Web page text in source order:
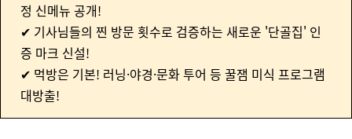
정 신메뉴 공개!
✔ 기사님들의 찐 방문 횟수로 검증하는 새로운 '단골집' 인
증 마크 신설!
✔ 먹방은 기본! 러닝·야경·문화 투어 등 꿀잼 미식 프로그램
대방출!